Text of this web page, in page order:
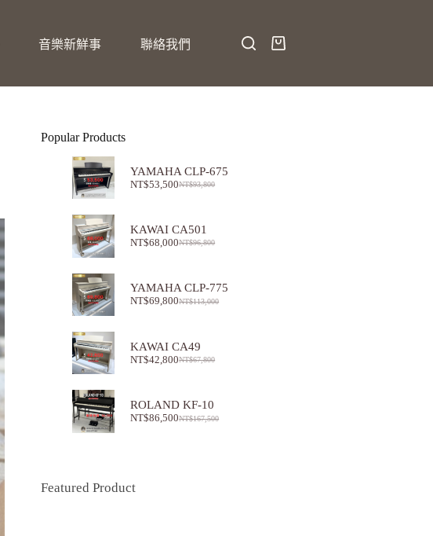
音樂新鮮事 聯絡我們
Popular Products
YAMAHA CLP-675
NT$93,800
NT$53,500
KAWAI CA501
NT$96,800
NT$68,000
YAMAHA CLP-775
NT$113,000
NT$69,800
KAWAI CA49
NT$67,800
NT$42,800
ROLAND KF-10
NT$167,500
NT$86,500
Featured Product